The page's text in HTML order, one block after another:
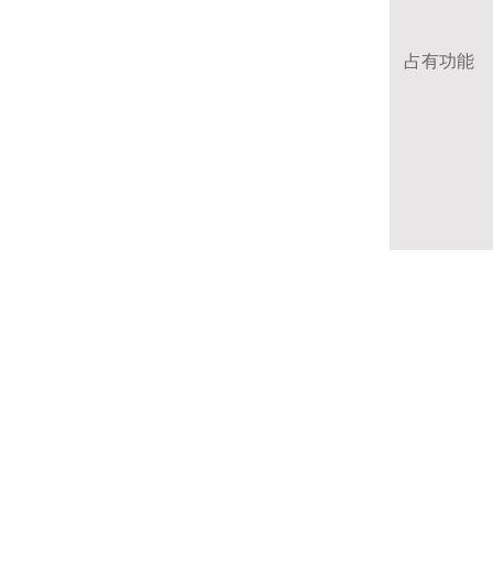
占有功能